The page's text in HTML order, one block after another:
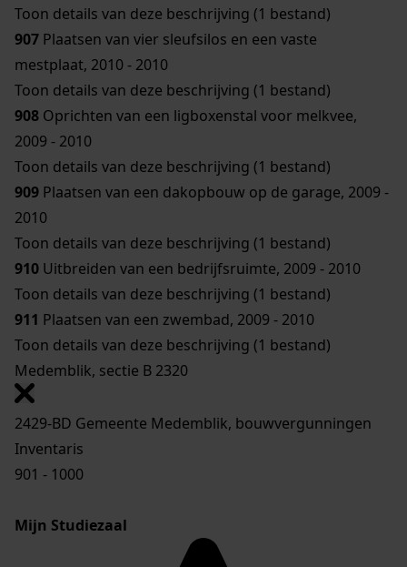
Toon details van deze beschrijving (1 bestand)
907 Plaatsen van vier sleufsilos en een vaste
mestplaat, 2010 - 2010
Toon details van deze beschrijving (1 bestand)
908 Oprichten van een ligboxenstal voor melkvee,
2009 - 2010
Toon details van deze beschrijving (1 bestand)
909 Plaatsen van een dakopbouw op de garage, 2009 -
2010
Toon details van deze beschrijving (1 bestand)
910 Uitbreiden van een bedrijfsruimte, 2009 - 2010
Toon details van deze beschrijving (1 bestand)
911 Plaatsen van een zwembad, 2009 - 2010
Toon details van deze beschrijving (1 bestand)
Medemblik, sectie B 2320
2429-BD Gemeente Medemblik, bouwvergunningen
Inventaris
901 - 1000
Mijn Studiezaal